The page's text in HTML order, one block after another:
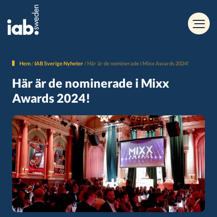
Hem/ IAB Sverige Nyheter/ Här är de nominerade i Mixx Awards 2024!
Här är de nominerade i Mixx
Awards 2024!